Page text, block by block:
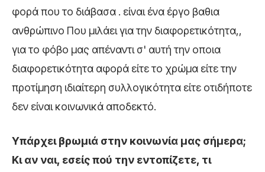
φορά που το διάβασα . είναι ένα έργο βαθια
ανθρώπινο Που μιλάει για την διαφορετικότητα,,
για το φόβο μας απέναντι σ' αυτή την οποια
διαφορετικότητα αφορά είτε το χρώμα είτε την
προτίμηση ιδιαίτερη συλλογικότητα είτε οτιδήποτε
δεν είναι κοινωνικά αποδεκτό.
Υπάρχει βρωμιά στην κοινωνία μας σήμερα;
Κι αν ναι, εσείς πού την εντοπίζετε, τι